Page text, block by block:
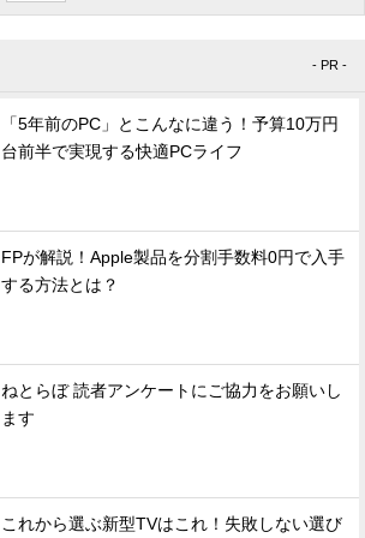
- PR -
「5年前のPC」とこんなに違う！予算10万円
台前半で実現する快適PCライフ
FPが解説！Apple製品を分割手数料0円で入手
する方法とは？
ねとらぼ 読者アンケートにご協力をお願いし
ます
これから選ぶ新型TVはこれ！失敗しない選び